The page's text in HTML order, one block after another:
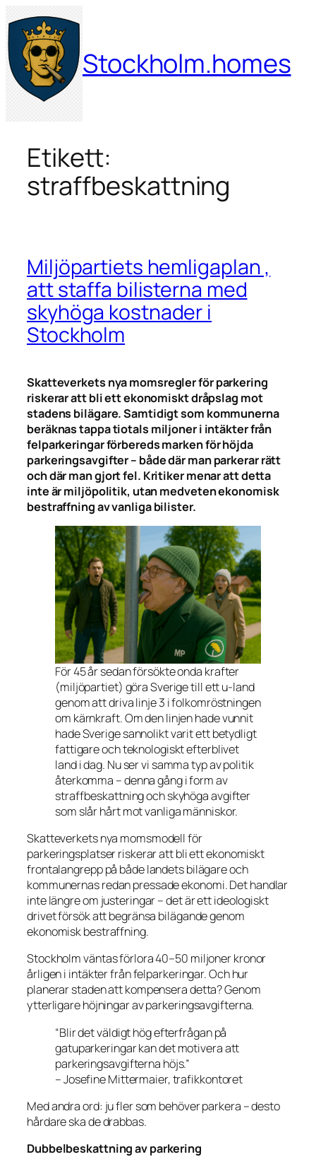
Hoppa
till
innehåll
Stockholm.homes
Etikett:
straffbeskattning
Miljöpartiets hemligaplan ,
att staffa bilisterna med
skyhöga kostnader i
Stockholm
Skatteverkets nya momsregler för parkering
riskerar att bli ett ekonomiskt dråpslag mot
stadens bilägare. Samtidigt som kommunerna
beräknas tappa tiotals miljoner i intäkter från
felparkeringar förbereds marken för höjda
parkeringsavgifter – både där man parkerar rätt
och där man gjort fel. Kritiker menar att detta
inte är miljöpolitik, utan medveten ekonomisk
bestraffning av vanliga bilister.
För 45 år sedan försökte onda krafter
(miljöpartiet) göra Sverige till ett u-land
genom att driva linje 3 i folkomröstningen
om kärnkraft. Om den linjen hade vunnit
hade Sverige sannolikt varit ett betydligt
fattigare och teknologiskt efterblivet
land i dag. Nu ser vi samma typ av politik
återkomma – denna gång i form av
straffbeskattning och skyhöga avgifter
som slår hårt mot vanliga människor.
Skatteverkets nya momsmodell för
parkeringsplatser riskerar att bli ett ekonomiskt
frontalangrepp på både landets bilägare och
kommunernas redan pressade ekonomi. Det handlar
inte längre om justeringar – det är ett ideologiskt
drivet försök att begränsa bilägande genom
ekonomisk bestraffning.
Stockholm väntas förlora 40–50 miljoner kronor
årligen i intäkter från felparkeringar. Och hur
planerar staden att kompensera detta? Genom
ytterligare höjningar av parkeringsavgifterna.
“Blir det väldigt hög efterfrågan på
gatuparkeringar kan det motivera att
parkeringsavgifterna höjs.”
– Josefine Mittermaier, trafikkontoret
Med andra ord: ju fler som behöver parkera – desto
hårdare ska de drabbas.
Dubbelbeskattning av parkering